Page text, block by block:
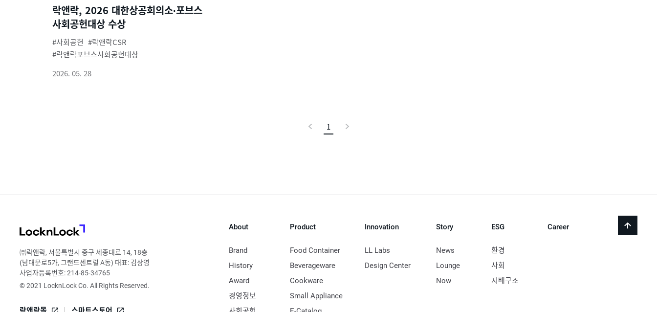
락앤락, 2026 대한상공회의소∙포브스
사회공헌대상 수상
사회공헌
락앤락CSR
락앤락포브스사회공헌대상
2026. 05. 28
1
지
back
About
Brand
History
Award
경영정보
Product
Food Container
Beverageware
Cookware
Small Appliance
Innovation
LL Labs
Design Center
Story
News
Lounge
Now
ESG
환경
사회
지배구조
Career
© 2021 LocknLock Co. All Rights Reserved.
㈜락앤락, 서울특별시 중구 세종대로 14, 18층
(남대문로5가, 그랜드센트럴 A동) 대표: 김상영
사업자등록번호: 214-85-34765